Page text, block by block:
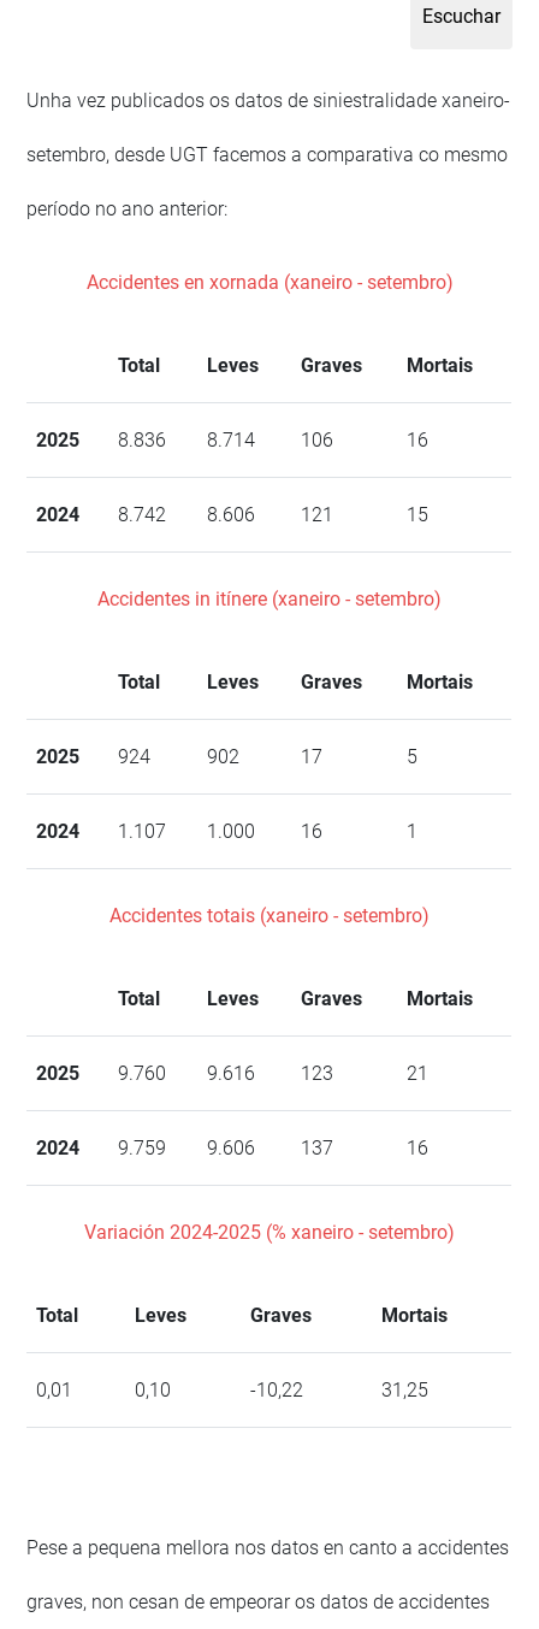
Unha vez publicados os datos de siniestralidade xaneiro-
setembro, desde UGT facemos a comparativa co mesmo
período no ano anterior:
Accidentes en xornada (xaneiro - setembro)
Total Leves Graves Mortais
2025 8.836 8.714 106 16
2024 8.742 8.606 121 15
Accidentes in itínere (xaneiro - setembro)
Total Leves Graves Mortais
2025 924 902 17 5
2024 1.107 1.000 16 1
Accidentes totais (xaneiro - setembro)
Total Leves Graves Mortais
2025 9.760 9.616 123 21
2024 9.759 9.606 137 16
Variación 2024-2025 (% xaneiro - setembro)
Total Leves Graves Mortais
0,01 0,10 -10,22 31,25
Pese a pequena mellora nos datos en canto a accidentes
graves, non cesan de empeorar os datos de accidentes